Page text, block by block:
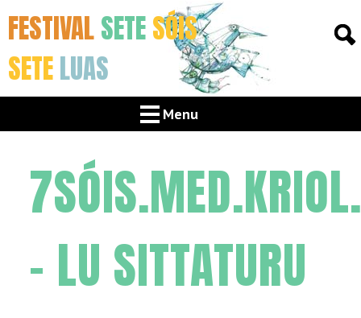
FESTIVALSETESÓIS
SETELUAS
Menu
– LU SITTATURU